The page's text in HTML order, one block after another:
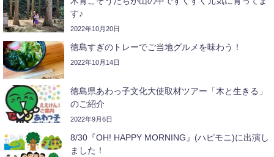
す♪
2022年10月20日
徳島すぎのトレーでご当地グルメを味わう！
2022年10月14日
徳島県あわっ子文化大使取材ツアー「木と生きる」
のご紹介
2022年9月6日
8/30『OH! HAPPY MORNING』(ハピモニ)に出演し
ました！